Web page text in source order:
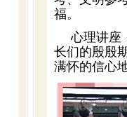
福。
心理讲座
长们的殷殷
满怀的信心